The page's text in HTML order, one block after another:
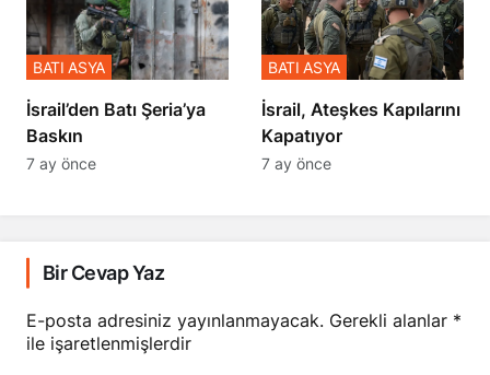
​​​​​​​İsrail’den Batı Şeria’ya
Baskın
BATI ASYA
7 ay önce
İsrail, Ateşkes Kapılarını
Kapatıyor
BATI ASYA
7 ay önce
Bir Cevap Yaz
E-posta adresiniz yayınlanmayacak. Gerekli alanlar *
ile işaretlenmişlerdir